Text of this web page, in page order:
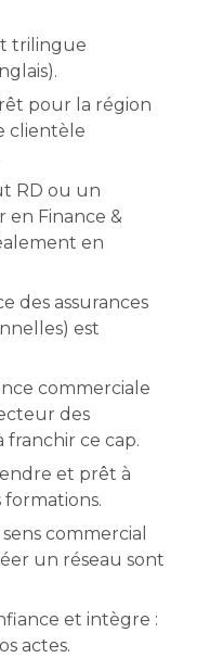
trilingue
pour la région
clientèle
RD ou un
en Finance &
en
des assurances
est
commerciale
des
franchir ce cap.
et prêt à
commercial
un réseau sont
et intègre :
actes.